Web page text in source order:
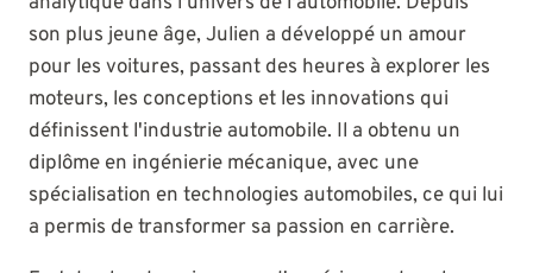
son plus jeune âge, Julien a développé un amour
pour les voitures, passant des heures à explorer les
moteurs, les conceptions et les innovations qui
définissent l'industrie automobile. Il a obtenu un
diplôme en ingénierie mécanique, avec une
spécialisation en technologies automobiles, ce qui lui
a permis de transformer sa passion en carrière.